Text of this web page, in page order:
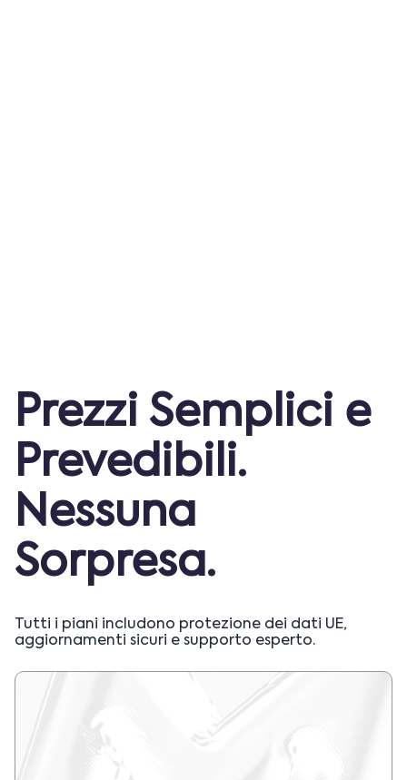
Prezzi Semplici e
Prevedibili.
Nessuna
Sorpresa.
Tutti i piani includono protezione dei dati UE,
aggiornamenti sicuri e supporto esperto.